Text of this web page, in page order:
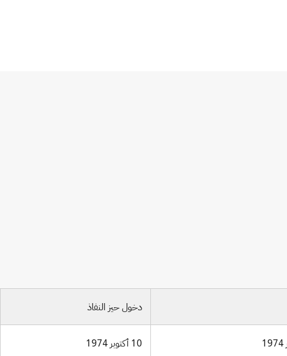
دخول حيز النفاذ
10 أكتوبر 1974